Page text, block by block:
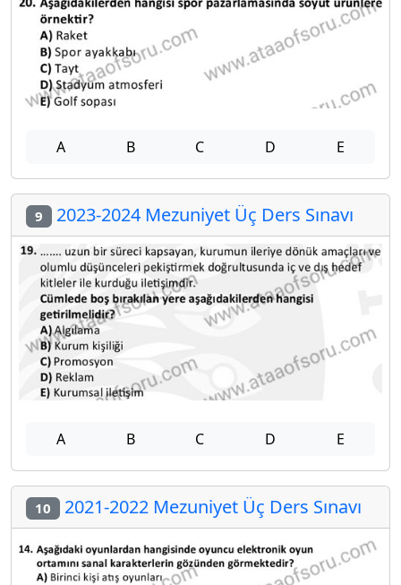
A B C D E
9 2023-2024 Mezuniyet Üç Ders Sınavı
A B C D E
10 2021-2022 Mezuniyet Üç Ders Sınavı